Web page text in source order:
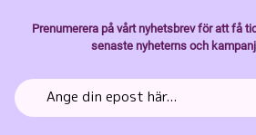
Prenumerera på vårt nyhetsbrev för att få
senaste nyheterns och